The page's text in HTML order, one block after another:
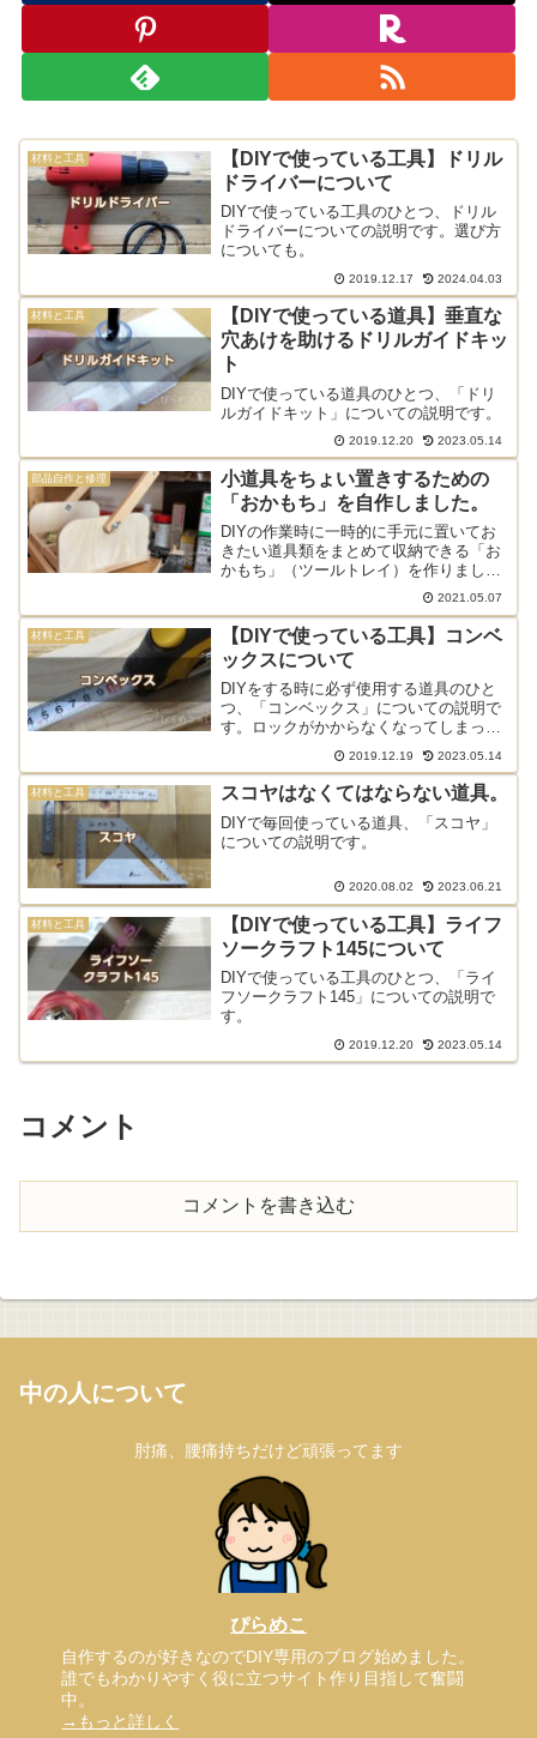
材料と工具
【DIYで使っている工具】ドリル
ドライバーについて
DIYで使っている工具のひとつ、ドリル
ドライバーについての説明です。選び方
についても。
2019.12.17 2024.04.03
材料と工具
【DIYで使っている道具】垂直な
穴あけを助けるドリルガイドキッ
ト
DIYで使っている道具のひとつ、「ドリ
ルガイドキット」についての説明です。
2019.12.20 2023.05.14
部品自作と修理
小道具をちょい置きするための
「おかもち」を自作しました。
DIYの作業時に一時的に手元に置いてお
きたい道具類をまとめて収納できる「お
かもち」（ツールトレイ）を作りまし
た。自前の道具箱を作りたい方の参考に
2021.05.07
材料と工具
【DIYで使っている工具】コンベ
ックスについて
DIYをする時に必ず使用する道具のひと
つ、「コンベックス」についての説明で
す。ロックがかからなくなってしまった
ときの対処法についても。
2019.12.19 2023.05.14
材料と工具 スコヤはなくてはならない道具。
DIYで毎回使っている道具、「スコヤ」
についての説明です。
2020.08.02 2023.06.21
材料と工具
【DIYで使っている工具】ライフ
ソークラフト145について
DIYで使っている工具のひとつ、「ライ
フソークラフト145」についての説明で
す。
2019.12.20 2023.05.14
コメント
コメントを書き込む
中の人について
肘痛、腰痛持ちだけど頑張ってます
ぴらめこ
自作するのが好きなのでDIY専用のブログ始めました。
誰でもわかりやすく役に立つサイト作り目指して奮闘
中。
→もっと詳しく